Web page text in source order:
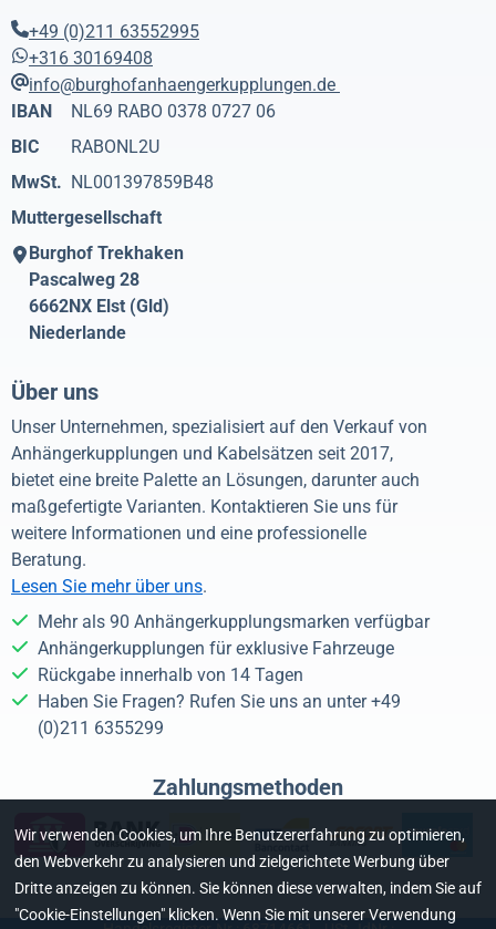
+49 (0)211 63552995
+316 30169408
info@burghofanhaengerkupplungen.de
IBAN
NL69 RABO 0378 0727 06
BIC
RABONL2U
MwSt. NL001397859B48
Muttergesellschaft
Burghof Trekhaken
Pascalweg 28
6662NX Elst (Gld)
Niederlande
Über uns
Unser Unternehmen, spezialisiert auf den Verkauf von
Anhängerkupplungen und Kabelsätzen seit 2017,
bietet eine breite Palette an Lösungen, darunter auch
maßgefertigte Varianten. Kontaktieren Sie uns für
weitere Informationen und eine professionelle
Beratung.
Lesen Sie mehr über uns.
Mehr als 90 Anhängerkupplungsmarken verfügbar
Anhängerkupplungen für exklusive Fahrzeuge
Rückgabe innerhalb von 14 Tagen
Haben Sie Fragen? Rufen Sie uns an unter +49
(0)211 6355299
Zahlungsmethoden
Wir verwenden Cookies, um Ihre Benutzererfahrung zu optimieren,
den Webverkehr zu analysieren und zielgerichtete Werbung über
Dritte anzeigen zu können. Sie können diese verwalten, indem Sie auf
"Cookie-Einstellungen" klicken. Wenn Sie mit unserer Verwendung